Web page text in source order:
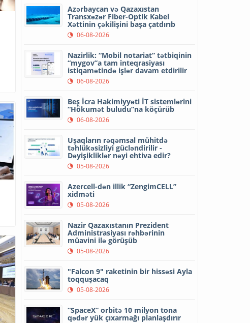
Azərbaycan və Qazaxıstan
Transxəzər Fiber-Optik Kabel
Xəttinin çəkilişini başa çatdırıb
06-08-2026
Nazirlik: “Mobil notariat” tətbiqinin
“mygov”a tam inteqrasiyası
istiqamətində işlər davam etdirilir
06-08-2026
Beş İcra Hakimiyyəti İT sistemlərini
“Hökumət buludu”na köçürüb
06-08-2026
Uşaqların rəqəmsal mühitdə
təhlükəsizliyi gücləndirilir -
Dəyişikliklər nəyi ehtiva edir?
05-08-2026
Azercell-dən illik “ZengimCELL”
xidməti
05-08-2026
Nazir Qazaxıstanın Prezident
Administrasiyası rəhbərinin
müavini ilə görüşüb
05-08-2026
"Falcon 9" raketinin bir hissəsi Ayla
toqquşacaq
05-08-2026
“SpaceX” orbitə 10 milyon tona
qədər yük çıxarmağı planlaşdırır